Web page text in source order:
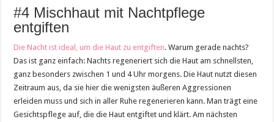
#4 Mischhaut mit Nachtpflege
entgiften
Die Nacht ist ideal, um die Haut zu entgiften. Warum gerade nachts?
Das ist ganz einfach: Nachts regeneriert sich die Haut am schnellsten,
ganz besonders zwischen 1 und 4 Uhr morgens. Die Haut nutzt diesen
Zeitraum aus, da sie hier die wenigsten äußeren Aggressionen
erleiden muss und sich in aller Ruhe regenerieren kann. Man trägt eine
Gesichtspflege auf, die die Haut entgiftet und klärt. Am nächsten